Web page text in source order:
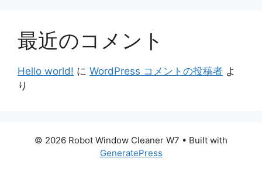
最近のコメント
Hello world! に WordPress コメントの投稿者 よ
り
© 2026 Robot Window Cleaner W7 • Built with
GeneratePress